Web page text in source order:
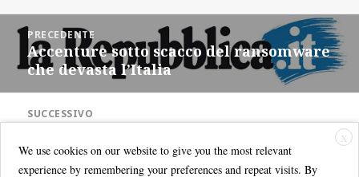
Navigazione
articoliPRECEDENTE
Articolo
precedente:
Accenture sotto scacco del ransomware
che devasta l’Italia
SUCCESSIVO
successivo:
X
We use cookies on our website to give you the most relevant
experience by remembering your preferences and repeat visits. By